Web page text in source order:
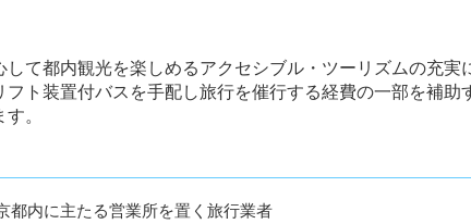
て都内観光を楽しめるアクセシブル・ツーリズムの充実
ト装置付バスを手配し旅行を催行する経費の一部を補
。
都内に主たる営業所を置く旅行業者